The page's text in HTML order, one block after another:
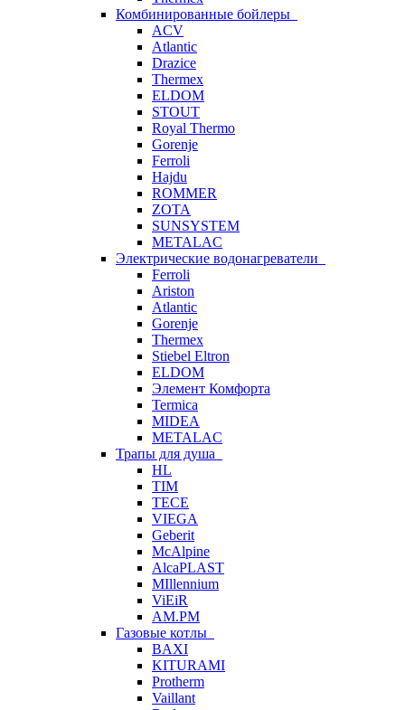
Комбинированные бойлеры
ACV
Atlantic
Drazice
Thermex
ELDOM
STOUT
Royal Thermo
Gorenje
Ferroli
Hajdu
ROMMER
ZOTA
SUNSYSTEM
METALAC
Электрические водонагреватели
Ferroli
Ariston
Atlantic
Gorenje
Thermex
Stiebel Eltron
ELDOM
Элемент Комфорта
Termica
MIDEA
METALAC
Трапы для душа
HL
TIM
TECE
VIEGA
Geberit
McAlpine
AlcaPLAST
MIllennium
ViEiR
AM.PM
Газовые котлы
BAXI
KITURAMI
Protherm
Vaillant